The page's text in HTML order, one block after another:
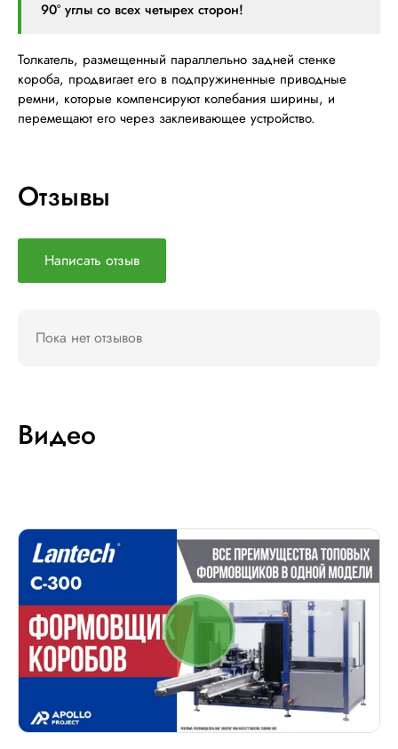
90° углы со всех четырех сторон!
Толкатель, размещенный параллельно задней стенке
короба, продвигает его в подпружиненные приводные
ремни, которые компенсируют колебания ширины, и
перемещают его через заклеивающее устройство.
Отзывы
Написать отзыв
Пока нет отзывов
Видео